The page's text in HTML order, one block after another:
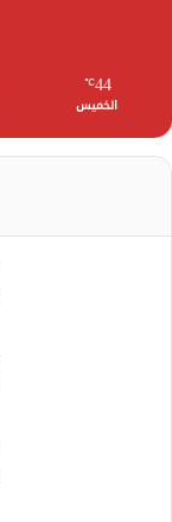
44
℃
الخميس